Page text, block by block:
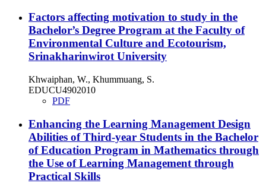
Factors affecting motivation to study in the
Bachelor’s Degree Program at the Faculty of
Environmental Culture and Ecotourism,
Srinakharinwirot University
Khwaiphan, W., Khummuang, S.
EDUCU4902010
PDF
Enhancing the Learning Management Design
Abilities of Third-year Students in the Bachelor
of Education Program in Mathematics through
the Use of Learning Management through
Practical Skills